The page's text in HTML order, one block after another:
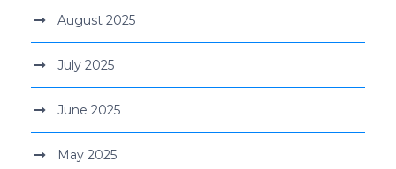
August 2025
July 2025
June 2025
May 2025